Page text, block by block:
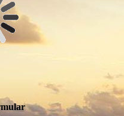
La­ge­plan,
finden